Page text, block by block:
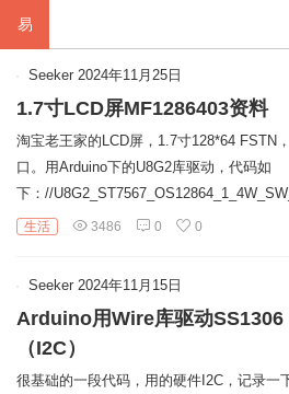
易
首
生
网
软
编
Seeker 2024年11月25日
1.7寸LCD屏MF1286403资料
淘宝老王家的LCD屏，1.7寸128*64 FSTN
口。用Arduino下的U8G2库驱动，代码如
下：//
生活 3486 0 0
Seeker 2024年11月15日
Arduino用Wire库驱动SS1306
（I2C）
很基础的一段代码，用的硬件I2C，记录一